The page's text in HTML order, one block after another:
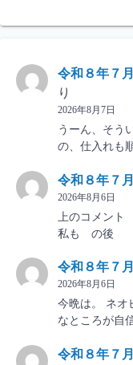
令和８年７
り
2026年8月7日
うーん、そう
の、仕入れも
令和８年７
2026年8月6日
上のコメン
私も の後
令和８年７
2026年8月6日
今晩は。 ネオ
なところが自
令和８年７